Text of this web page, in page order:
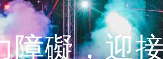
礙，迎